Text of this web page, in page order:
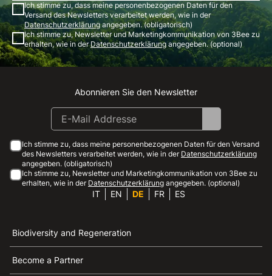
Ich stimme zu, dass meine personenbezogenen Daten für den
Versand des Newsletters verarbeitet werden, wie in der
Datenschutzerklärungangegeben. (obligatorisch)
Ich stimme zu, Newsletter und Marketingkommunikation von 3Bee zu
erhalten, wie in derDatenschutzerklärungangegeben. (optional)
Instagram
Facebook
Linkedin
Youtube
Abonnieren Sie den Newsletter
Ich stimme zu, dass meine personenbezogenen Daten für den Versand
des Newsletters verarbeitet werden, wie in der Datenschutzerklärung
angegeben. (obligatorisch)
Ich stimme zu, Newsletter und Marketingkommunikation von 3Bee zu
erhalten, wie in der Datenschutzerklärung angegeben. (optional)
IT EN DE FR ES
Biodiversity and Regeneration
Become a Partner